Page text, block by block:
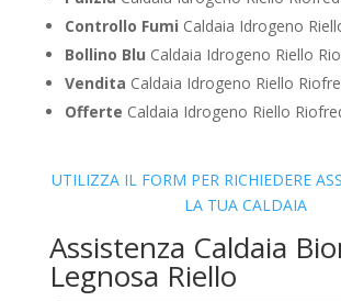
Controllo Fumi Caldaia Idrogeno
Bollino Blu Caldaia Idrogeno Riello
Vendita Caldaia Idrogeno Riello
Offerte Caldaia Idrogeno Riello
UTILIZZA IL FORM PER RICHIEDERE
LA TUA CALDAIA
Assistenza Caldaia
Legnosa Riello